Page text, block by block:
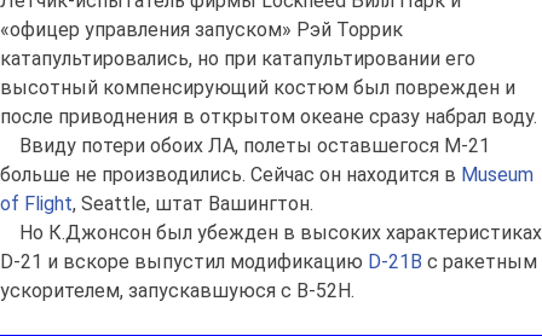
«офицер управления запуском» Рэй Торрик
катапультировались, но при катапультировании его
высотный компенсирующий костюм был поврежден и
после приводнения в открытом океане сразу набрал воду.
Ввиду потери обоих ЛА, полеты оставшегося М-21
больше не производились. Сейчас он находится в Museum
of Flight, Seattle, штат Вашингтон.
Но К.Джонсон был убежден в высоких характеристиках
D-21 и вскоре выпустил модификацию D-21B с ракетным
ускорителем, запускавшуюся с B-52H.